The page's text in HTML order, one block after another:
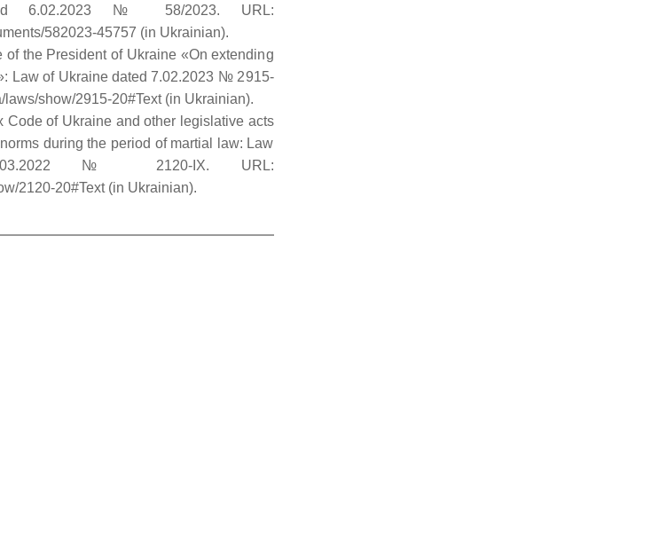
6.02.2023 № 58/2023. URL:
582023-45757 (in Ukrainian).
of the President of Ukraine «On extending
Law of Ukraine dated 7.02.2023 № 2915-
laws/show/2915-20#Text (in Ukrainian).
Code of Ukraine and other legislative acts
during the period of martial law: Law
№ 2120-ІХ. URL:
2120-20#Text (in Ukrainian).